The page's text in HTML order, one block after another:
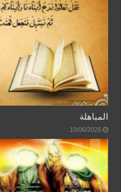
المباهلة
10/06/2026